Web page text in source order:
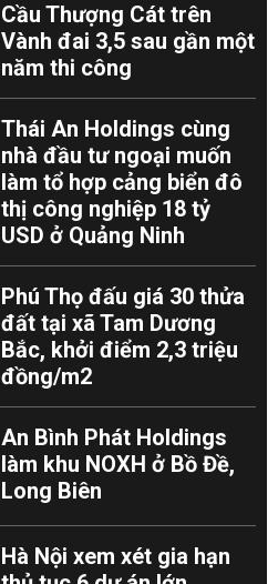
Cầu Thượng Cát trên
Vành đai 3,5 sau gần một
năm thi công
Thái An Holdings cùng
nhà đầu tư ngoại muốn
làm tổ hợp cảng biển đô
thị công nghiệp 18 tỷ
USD ở Quảng Ninh
Phú Thọ đấu giá 30 thửa
đất tại xã Tam Dương
Bắc, khởi điểm 2,3 triệu
đồng/m2
An Bình Phát Holdings
làm khu NOXH ở Bồ Đề,
Long Biên
Hà Nội xem xét gia hạn